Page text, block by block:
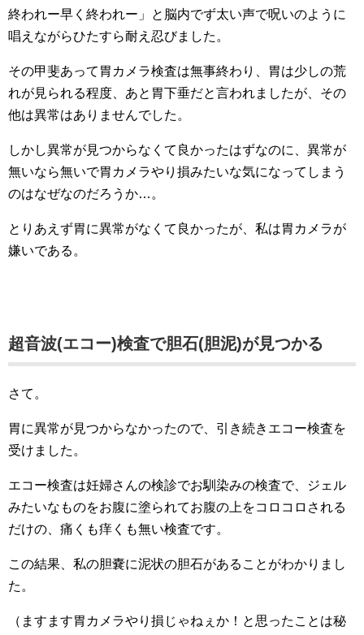
終われー早く終われー」と脳内でず太い声で呪いのように
唱えながらひたすら耐え忍びました。
その甲斐あって胃カメラ検査は無事終わり、胃は少しの荒
れが見られる程度、あと胃下垂だと言われましたが、その
他は異常はありませんでした。
しかし異常が見つからなくて良かったはずなのに、異常が
無いなら無いで胃カメラやり損みたいな気になってしまう
のはなぜなのだろうか…。
とりあえず胃に異常がなくて良かったが、私は胃カメラが
嫌いである。
超音波(エコー)検査で胆石(胆泥)が見つかる
さて。
胃に異常が見つからなかったので、引き続きエコー検査を
受けました。
エコー検査は妊婦さんの検診でお馴染みの検査で、ジェル
みたいなものをお腹に塗られてお腹の上をコロコロされる
だけの、痛くも痒くも無い検査です。
この結果、私の胆嚢に泥状の胆石があることがわかりまし
た。
（ますます胃カメラやり損じゃねぇか！と思ったことは秘